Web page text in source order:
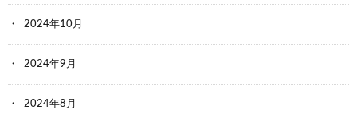
2024年10月
2024年9月
2024年8月